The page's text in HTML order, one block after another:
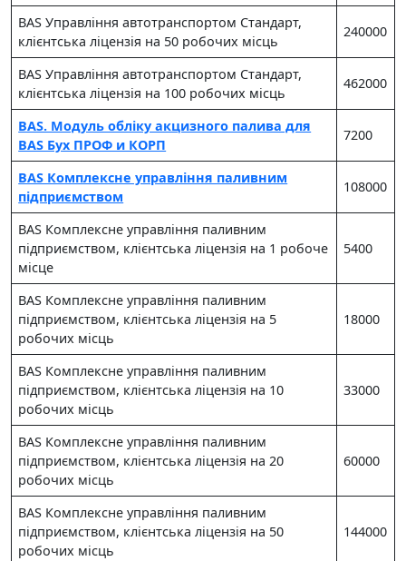
BAS Управління автотранспортом Стандарт,
клієнтська ліцензія на 50 робочих місць
240000
BAS Управління автотранспортом Стандарт,
клієнтська ліцензія на 100 робочих місць
462000
BAS. Модуль обліку акцизного палива для
BAS Бух ПРОФ и КОРП
7200
BAS Комплексне управління паливним
підприємством
108000
BAS Комплексне управління паливним
підприємством, клієнтська ліцензія на 1 робоче
місце
5400
BAS Комплексне управління паливним
підприємством, клієнтська ліцензія на 5
робочих місць
18000
BAS Комплексне управління паливним
підприємством, клієнтська ліцензія на 10
робочих місць
33000
BAS Комплексне управління паливним
підприємством, клієнтська ліцензія на 20
робочих місць
60000
BAS Комплексне управління паливним
підприємством, клієнтська ліцензія на 50
робочих місць
144000